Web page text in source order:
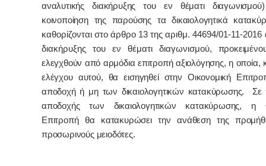
αναλυτικής διακήρυξης του εν θέματι
κοινοποίηση της παρούσης τα δικαιολογητικά
καθορίζονται στο άρθρο 13 της αριθμ. 44694/01-11-2016
διακήρυξης του εν θέματι διαγωνισμού,
ελεγχθούν από αρμόδια επιτροπή αξιολόγησης, η οποία,
ελέγχου αυτού, θα εισηγηθεί στην Οικονομική
αποδοχή ή μη των δικαιολογητικών κατακύρωσης. Σε
αποδοχής των δικαιολογητικών κατακύρωσης, η
Επιτροπή θα κατακυρώσει την ανάθεση της
προσωρινούς μειοδότες.